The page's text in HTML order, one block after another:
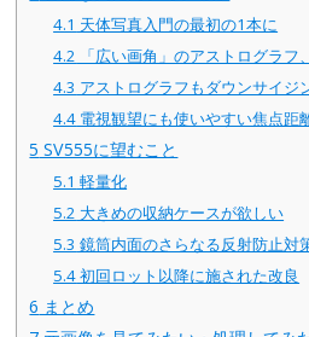
4.1 天体写真入門の最初の1本に
4.2 「広い画角」のアストログラフ
4.3 アストログラフもダウンサイジ
4.4 電視観望にも使いやすい焦点距
5 SV555に望むこと
5.1 軽量化
5.2 大きめの収納ケースが欲しい
5.3 鏡筒内面のさらなる反射防止対
5.4初回ロット以降に施された改良
6 まとめ